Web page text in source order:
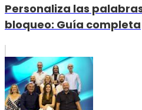
Personaliza las
bloqueo: Guía completa